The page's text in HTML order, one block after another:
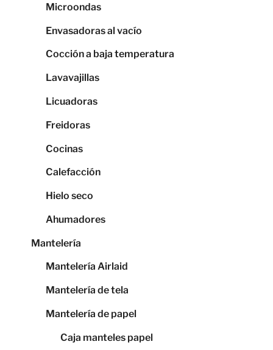
Microondas
Envasadoras al vacío
Cocción a baja temperatura
Lavavajillas
Licuadoras
Freidoras
Cocinas
Calefacción
Hielo seco
Ahumadores
Mantelería
Mantelería Airlaid
Mantelería de tela
Mantelería de papel
Caja manteles papel